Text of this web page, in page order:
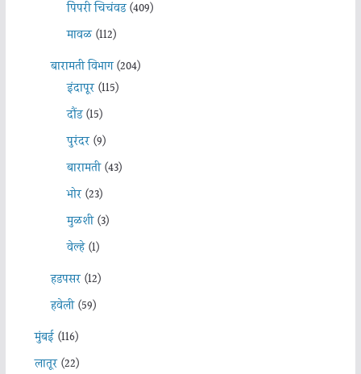
पिंपरी चिचंवड(409)
मावळ(112)
बारामती विभाग(204)
इंदापूर(115)
दौंड(15)
पुरंदर(9)
बारामती(43)
भोर(23)
मुळशी(3)
वेल्हे(1)
हडपसर(12)
हवेली(59)
मुंबई(116)
लातूर(22)